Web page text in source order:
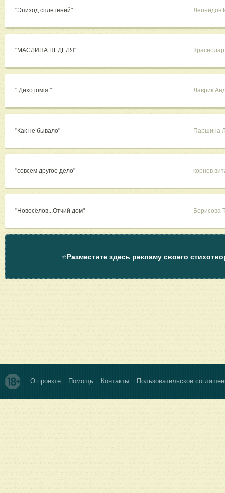
"Эпизод сплетений" Леонидов
"МАСЛИНА НЕДЕЛЯ"
" Дихотомія " Лаврик
"Как не бывало" Паршина
"совсем другое дело" корнев
"Новосёлов...Отчий дом" Борисова
⭐Разместите здесь рекламу своего
О проекте Помощь Контакты Пользовательское